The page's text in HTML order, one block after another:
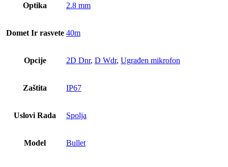
Optika 2.8 mm
Domet Ir rasvete 40m
Opcije 2D Dnr, D Wdr, Ugrađen mikrofon
Zaštita IP67
Uslovi Rada Spolja
Model Bullet